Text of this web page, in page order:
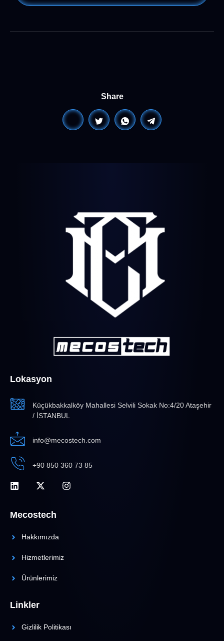
Share
Lokasyon
Küçükbakkalköy Mahallesi Selvili Sokak No:4/20 Ataşehir
/ İSTANBUL
info@mecostech.com
+90 850 360 73 85
Mecostech
Hakkımızda
Hizmetlerimiz
Ürünlerimiz
Linkler
Gizlilik Politikası